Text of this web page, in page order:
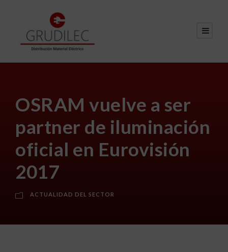
OSRAM vuelve a ser
partner de iluminación
oficial en Eurovisión
2017
ACTUALIDAD DEL SECTOR